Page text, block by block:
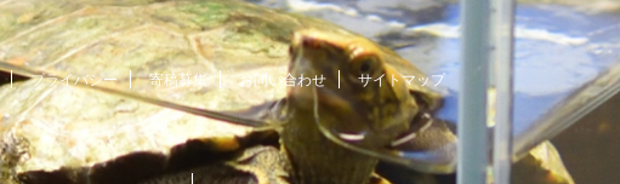
プライバシー 寄稿募集 お問い合わせ サイトマップ